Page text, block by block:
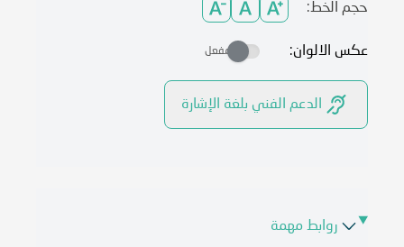
حجم الخط:
عكس الالوان: مفعل
الدعم الفني بلغة الإشارة
روابط مهمة